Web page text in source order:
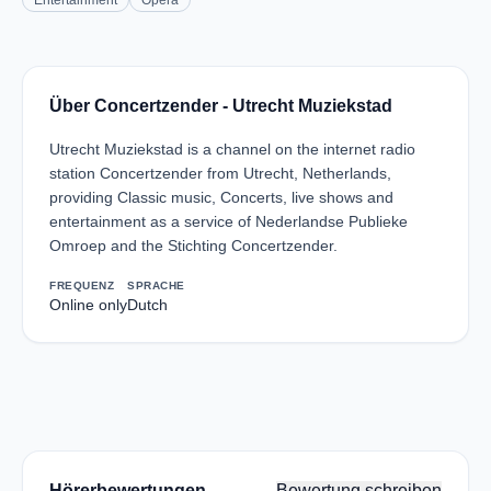
Über Concertzender - Utrecht Muziekstad
Utrecht Muziekstad is a channel on the internet radio
station Concertzender from Utrecht, Netherlands,
providing Classic music, Concerts, live shows and
entertainment as a service of Nederlandse Publieke
Omroep and the Stichting Concertzender.
FREQUENZ
Online only
SPRACHE
Dutch